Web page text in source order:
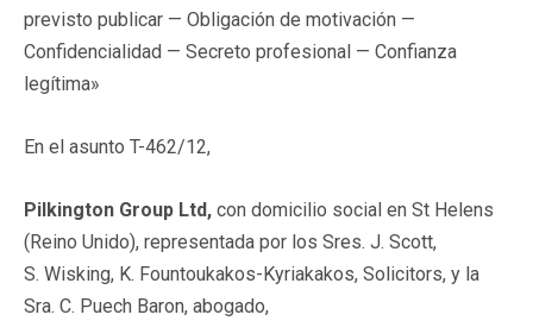
previsto publicar — Obligación de motivación —
Confidencialidad — Secreto profesional — Confianza
legítima»
En el asunto T-462/12,
Pilkington Group Ltd, con domicilio social en St Helens
(Reino Unido), representada por los Sres. J. Scott,
S. Wisking, K. Fountoukakos-Kyriakakos, Solicitors, y la
Sra. C. Puech Baron, abogado,